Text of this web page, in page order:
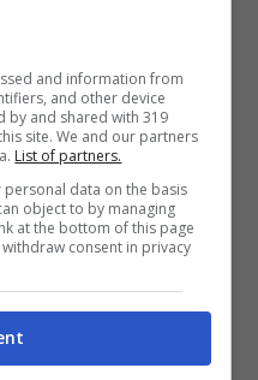
ha firmato accordi
and information from
and other device
by and shared with 319
site. We and our partners
List of partners.
data on the basis
object to by managing
at the bottom of this page
consent in privacy